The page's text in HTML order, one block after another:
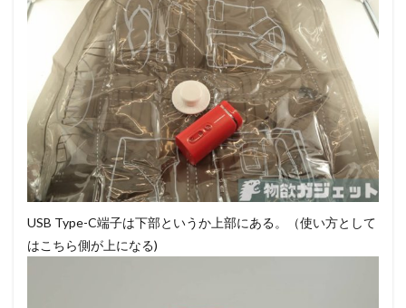
USB Type-C端子は下部というか上部にある。（使い方として
はこちら側が上になる)